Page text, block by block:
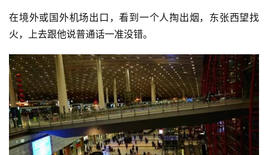
在境外或国外机场出口，看到一个人掏出烟，东张西望找
火，上去跟他说普通话一准没错。